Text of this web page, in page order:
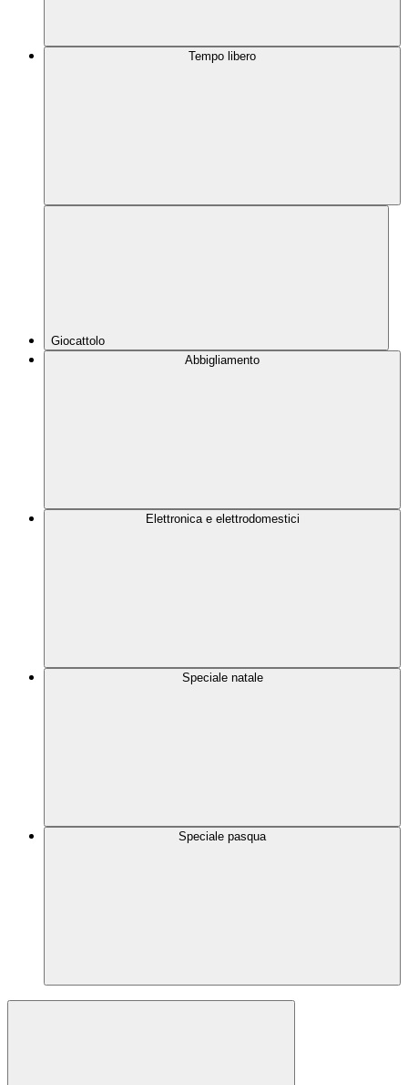
Tempo libero
Giocattolo
Abbigliamento
Elettronica e elettrodomestici
Speciale natale
Speciale pasqua